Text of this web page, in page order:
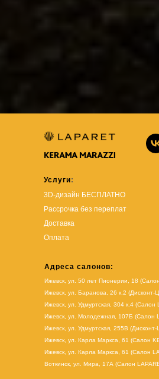
Услуги:
3D-дизайн БЕСПЛАТНО
Рассрочка без переплат
Доставка
Оплата
Адреса салонов:
Ижевск, ул. 50 лет Пионерии, 18
Ижевск, ул. Баранова, 26 к.2 (Дисконт-
Ижевск, ул. Удмуртская, 304 к.4 (Салон
Ижевск, ул. Молодежная, 107Б (Салон
Ижевск, ул. Удмуртская, 255В (Дисконт-
Ижевск, ул. Карла Маркса, 61 (Салон
Ижевск, ул. Карла Маркса, 61 (Салон
Воткинск, ул. Мира, 17А (Салон